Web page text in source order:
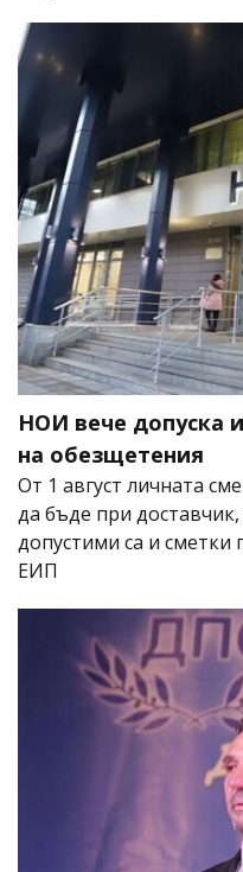
НОИ вече допуска
на обезщетения
От 1 август личната
да бъде при
допустими са и
ЕИП